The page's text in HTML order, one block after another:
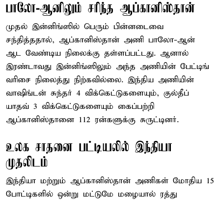
பாலோ-ஆனிலும் சரிந்த ஆப்கானிஸ்தான்
முதல் இன்னிங்ஸில் பெரும் பின்னடைவை
சந்தித்ததால், ஆப்கானிஸ்தான் அணி பாலோ-ஆன்
ஆட வேண்டிய நிலைக்கு தள்ளப்பட்டது. ஆனால்
இரண்டாவது இன்னிங்ஸிலும் அந்த அணியின் பேட்டிங்
வரிசை நிலைத்து நிற்கவில்லை. இந்திய அணியின்
வாஷிங்டன் சுந்தர் 4 விக்கெட்டுகளையும், குல்தீப்
யாதவ் 3 விக்கெட்டுகளையும் கைப்பற்றி
ஆப்கானிஸ்தானை 112 ரன்களுக்கு சுருட்டினர்.
உலக சாதனை பட்டியலில் இந்தியா
முதலிடம்
இந்தியா மற்றும் ஆப்கானிஸ்தான் அணிகள் மோதிய 15
போட்டிகளில் ஒன்று மட்டுமே மழையால் ரத்து